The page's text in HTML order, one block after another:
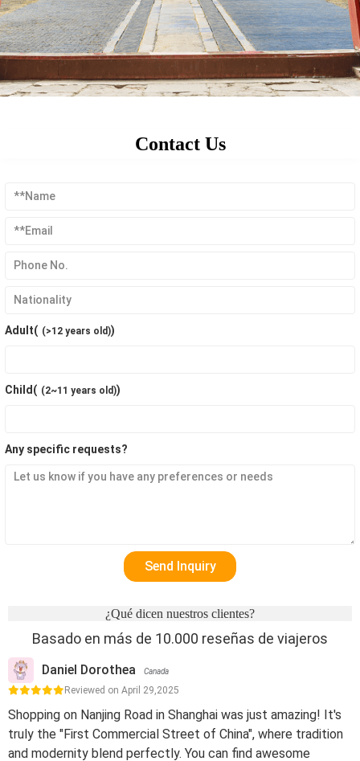
Contact Us
Adult( (>12 years old))
Child( (2~11 years old))
Any specific requests?
¿Qué dicen nuestros clientes?
Basado en más de 10.000 reseñas de viajeros
Daniel Dorothea Canada
Reviewed on April 29,2025
Shopping on Nanjing Road in Shanghai was just amazing! It's
truly the "First Commercial Street of China", where tradition
and modernity blend perfectly. You can find awesome